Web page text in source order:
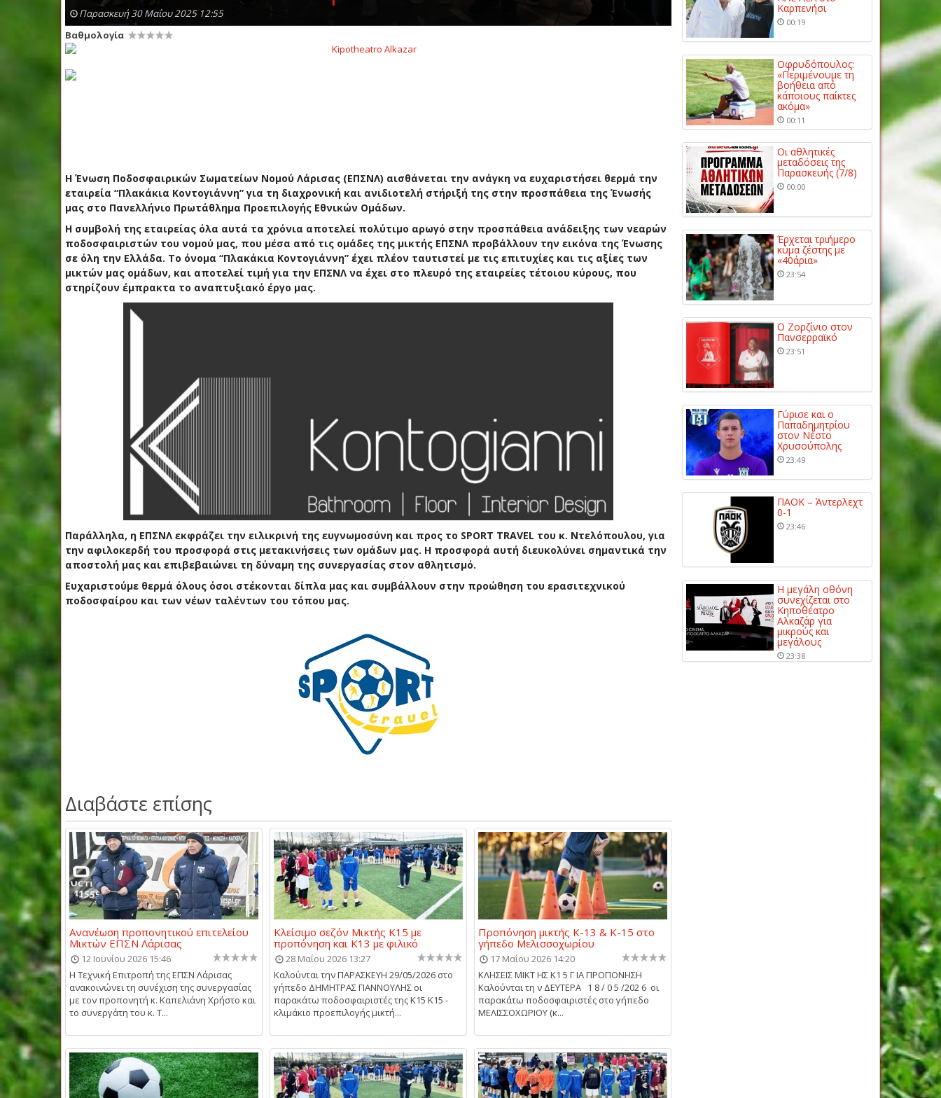
Παρασκευή 30 Μαΐου 2025 12:55
Βαθμολογία
Η Ένωση Ποδοσφαιρικών Σωματείων Νομού Λάρισας (ΕΠΣΝΛ) αισθάνεται την ανάγκη να ευχαριστήσει θερμά την
εταιρεία “Πλακάκια Κοντογιάννη” για τη διαχρονική και ανιδιοτελή στήριξή της στην προσπάθεια της Ένωσής
μας στο Πανελλήνιο Πρωτάθλημα Προεπιλογής Εθνικών Ομάδων.
Η συμβολή της εταιρείας όλα αυτά τα χρόνια αποτελεί πολύτιμο αρωγό στην προσπάθεια ανάδειξης των νεαρών
ποδοσφαιριστών του νομού μας, που μέσα από τις ομάδες της μικτής ΕΠΣΝΛ προβάλλουν την εικόνα της Ένωσης
σε όλη την Ελλάδα. Το όνομα “Πλακάκια Κοντογιάννη” έχει πλέον ταυτιστεί με τις επιτυχίες και τις αξίες των
μικτών μας ομάδων, και αποτελεί τιμή για την ΕΠΣΝΛ να έχει στο πλευρό της εταιρείες τέτοιου κύρους, που
στηρίζουν έμπρακτα το αναπτυξιακό έργο μας.
Παράλληλα, η ΕΠΣΝΛ εκφράζει την ειλικρινή της ευγνωμοσύνη και προς το SPORT TRAVEL του κ. Ντελόπουλου, για
την αφιλοκερδή του προσφορά στις μετακινήσεις των ομάδων μας. Η προσφορά αυτή διευκολύνει σημαντικά την
αποστολή μας και επιβεβαιώνει τη δύναμη της συνεργασίας στον αθλητισμό.
Ευχαριστούμε θερμά όλους όσοι στέκονται δίπλα μας και συμβάλλουν στην προώθηση του ερασιτεχνικού
ποδοσφαίρου και των νέων ταλέντων του τόπου μας.
Διαβάστε επίσης
Ανανέωση προπονητικού επιτελείου
Μικτών ΕΠΣΝ Λάρισας
12 Ιουνίου 2026 15:46
Η Τεχνική Επιτροπή της ΕΠΣΝ Λάρισας
ανακοινώνει τη συνέχιση της συνεργασίας
με τον προπονητή κ. Καπελιάνη Χρήστο και
το συνεργάτη του κ. Τ...
Κλείσιμο σεζόν Μικτής Κ15 με
προπόνηση και Κ13 με φιλικό
28 Μαΐου 2026 13:27
Καλούνται την ΠΑΡΑΣΚΕΥΗ 29/05/2026 στο
γήπεδο ΔΗΜΗΤΡΑΣ ΓΙΑΝΝΟΥΛΗΣ οι
παρακάτω ποδοσφαιριστές της Κ15 Κ15 -
κλιμάκιο προεπιλογής μικτή...
Προπόνηση μικτής Κ-13 & Κ-15 στο
γήπεδο Μελισσοχωρίου
17 Μαΐου 2026 14:20
ΚΛΗΣΕΙΣ ΜΙΚΤ ΗΣ Κ1 5 Γ ΙΑ ΠΡΟΠΟΝΗΣΗ
Καλούνται τη ν ΔΕΥΤΕΡΑ 1 8 / 0 5 /202 6 οι
παρακάτω ποδοσφαιριστές στο γήπεδο
ΜΕΛΙΣΣΟΧΩΡΙΟΥ (κ...
Καρπενήσι
00:19
Οφρυδόπουλος:
«Περιμένουμε τη
βοήθεια από
κάποιους παίκτες
ακόμα»
00:11
Οι αθλητικές
μεταδόσεις της
Παρασκευής (7/8)
00:00
Έρχεται τριήμερο
κύμα ζέστης με
«40άρια»
23:54
Ο Ζορζίνιο στον
Πανσερραϊκό
23:51
Γύρισε και ο
Παπαδημητρίου
στον Νέστο
Χρυσούπολης
23:49
ΠΑΟΚ – Άντερλεχτ
0-1
23:46
Η μεγάλη οθόνη
συνεχίζεται στο
Κηποθέατρο
Αλκαζάρ για
μικρούς και
μεγάλους
23:38